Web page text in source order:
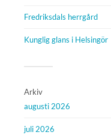
Fredriksdals herrgård
Kunglig glans i Helsingör
Arkiv
augusti 2026
juli 2026